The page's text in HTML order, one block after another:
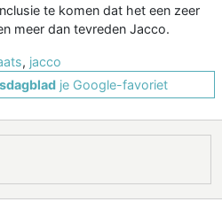
te komen dat het een zeer
meer dan tevreden Jacco.
, jacco
je Google-favoriet